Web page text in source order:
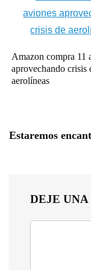
Amazon compra 11
aprovechando crisis
aerolíneas
Estaremos
DEJE UNA